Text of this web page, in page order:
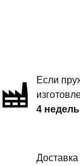
Если
4